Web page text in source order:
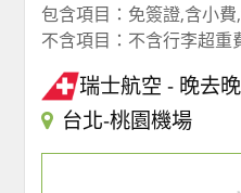
包含項目：免簽證,含小
不含項目：不含行李超重
瑞士航空
晚去
台北-桃園機場